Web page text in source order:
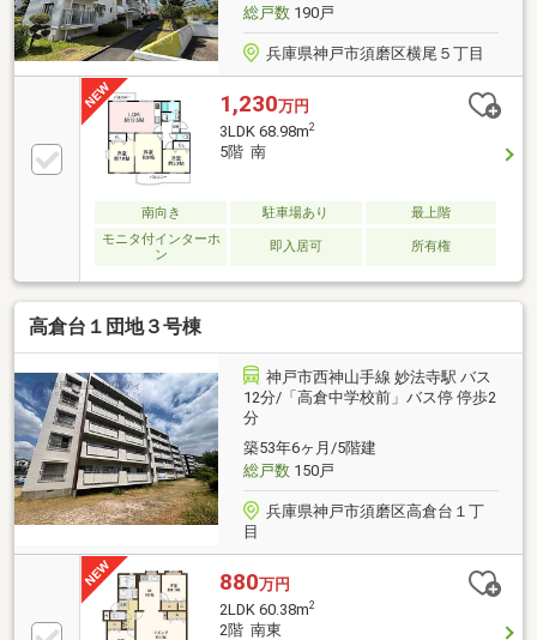
総戸数190戸
兵庫県神戸市須磨区横尾５丁目
1,230万円
3LDK 68.98m2
5階 南
南向き 駐車場あり
最上階
モニタ付インターホ
ン
即入居可 所有権
高倉台１団地３号棟
神戸市西神山手線 妙法寺駅 バス
12分/「高倉中学校前」バス停 停歩2
分
築53年6ヶ月/5階建
総戸数150戸
兵庫県神戸市須磨区高倉台１丁
目
880万円
2LDK 60.38m2
2階 南東